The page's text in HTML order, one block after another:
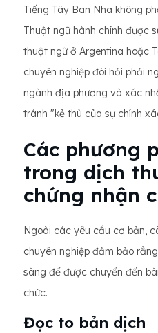
Tiếng Tây Ban Nha không
Thuật ngữ hành chính được
thuật ngữ ở Argentina hoặc
chuyên nghiệp đòi hỏi phải
ngành địa phương và xác
tránh "kẻ thù của sự chính
Các phương
trong dịch
chứng nhận
Ngoài các yêu cầu cơ bản,
chuyên nghiệp đảm bảo
sàng để được chuyển đến
chức.
Đọc to bản dịch